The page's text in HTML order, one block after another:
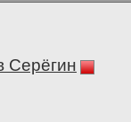
Серёгин